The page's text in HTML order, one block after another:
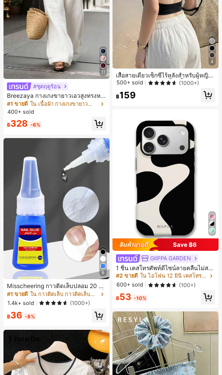
11
#ชุดฤดูร้อน
Breezaya กางเกงขายาวเอวสูงทรงหล
วมขาบานสำหรับผู้หญิง สีขาวเรียบหรูส
ไตล์ชิค เหมาะสำหรับใส่เที่ยวทะเล วันห
ยโอกาสในชีวิตประจำวัน
#1 ขายดี
ใน เนื้อผ้า กางเกงขายาวลำลองผ้า
400+ sold
฿328 -6%
6
Misscheering กาวติดเล็บปลอม 20 กรั
ม แรงยึดสูง เจลสติกเกอร์เล็บนุ่ม แห้งเร็
ว เหมาะสำหรับผู้เริ่มต้นทำเล็บ ติดทนน
าน
#1 ขายดี
ใน กาวติดเล็บ กาวติดเล็บและสารยึดติด
1.4k+ sold
(1000+)
฿36 -8%
4
เสื้อสายเดี่ยวเซ็กซี่ไร้หลังสำหรับผู้หญิง
พร้อมบราแบบมีฟองน้ำ, เสื้อกล้ามแขน
500+ sold (1000+)
฿159
Save ฿6
GIIPPA GARDEN
1 ชิ้น เคสโทรศัพท์ดีไซน์ลายคลื่นไม่สม
มาตรสำหรับ Phone 17 Pro Max, เหม
าะสำหรับ Phone 16 Pro Max, 15 Pro
Max, 14 Pro Max, เคสโทรศัพท์สไตล์เ
กาหลีและน่าสนใจ, เข้ากันได้กับ 11/12/
13/14/15/16 Pro Max Plus, ดีไซน์หรู
ขวัญในอุดมคติสำหรับคริสต์มาส, วันว
าเลนไทน์, อีสเตอร์, ฤดูแต่งงานและวันเ
กิดสำหรับแฟนสาว
#2 ขายดี
ใน ไอโฟน 12 มินิ เคสโทรศัพท์แฟชั่น
600+ sold
(100+)
฿53 -10%